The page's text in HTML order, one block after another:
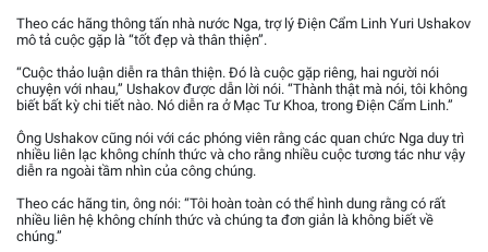
Theo các hãng thông tấn nhà nước Nga, trợ lý Điện Cẩm Linh Yuri Ushakov
mô tả cuộc gặp là “tốt đẹp và thân thiện”.
“Cuộc thảo luận diễn ra thân thiện. Đó là cuộc gặp riêng, hai người nói
chuyện với nhau,” Ushakov được dẫn lời nói. “Thành thật mà nói, tôi không
biết bất kỳ chi tiết nào. Nó diễn ra ở Mạc Tư Khoa, trong Điện Cẩm Linh.”
Ông Ushakov cũng nói với các phóng viên rằng các quan chức Nga duy trì
nhiều liên lạc không chính thức và cho rằng nhiều cuộc tương tác như vậy
diễn ra ngoài tầm nhìn của công chúng.
Theo các hãng tin, ông nói: “Tôi hoàn toàn có thể hình dung rằng có rất
nhiều liên hệ không chính thức và chúng ta đơn giản là không biết về
chúng.”